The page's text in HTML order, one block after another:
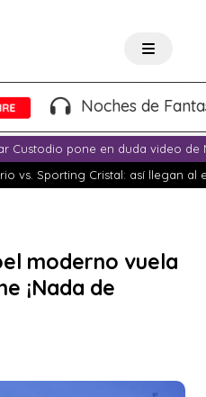
Noches de Fantasía
Custodio pone en duda video de
vs. Sporting Cristal: así llegan al
moderno vuela
¡Nada de